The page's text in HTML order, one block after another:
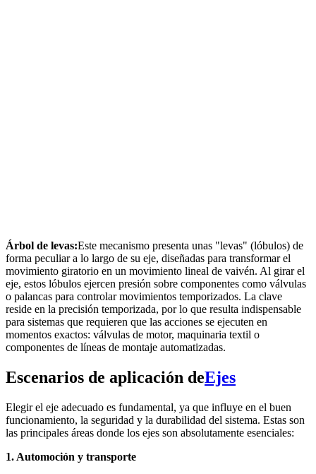
Árbol de levas:Este mecanismo presenta unas "levas" (lóbulos) de
forma peculiar a lo largo de su eje, diseñadas para transformar el
movimiento giratorio en un movimiento lineal de vaivén. Al girar el
eje, estos lóbulos ejercen presión sobre componentes como válvulas
o palancas para controlar movimientos temporizados. La clave
reside en la precisión temporizada, por lo que resulta indispensable
para sistemas que requieren que las acciones se ejecuten en
momentos exactos: válvulas de motor, maquinaria textil o
componentes de líneas de montaje automatizadas.
Escenarios de aplicación deEjes
Elegir el eje adecuado es fundamental, ya que influye en el buen
funcionamiento, la seguridad y la durabilidad del sistema. Estas son
las principales áreas donde los ejes son absolutamente esenciales:
1. Automoción y transporte